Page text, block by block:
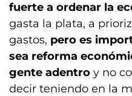
fuerte a ordenar la
gasta la plata, a
gastos, pero es
sea reforma
gente adentro y no
decir teniendo en la